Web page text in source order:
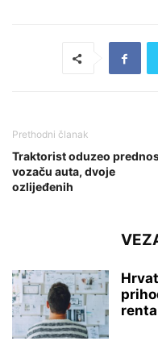
Prethodni članak
Traktorist oduzeo
vozaču auta, dvoje
ozlijeđenih